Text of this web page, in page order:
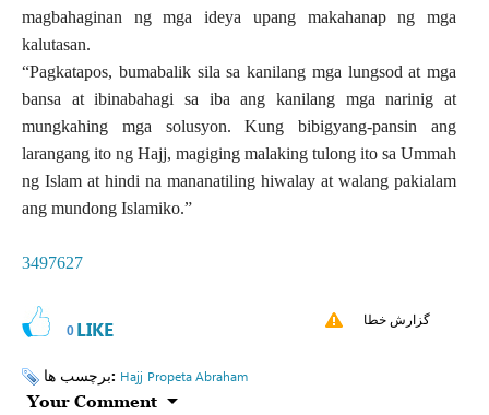
magbahaginan ng mga ideya upang makahanap ng mga
kalutasan.
“Pagkatapos, bumabalik sila sa kanilang mga lungsod at mga
bansa at ibinabahagi sa iba ang kanilang mga narinig at
mungkahing mga solusyon. Kung bibigyang-pansin ang
larangang ito ng Hajj, magiging malaking tulong ito sa Ummah
ng Islam at hindi na mananatiling hiwalay at walang pakialam
ang mundong Islamiko.”
3497627
0 LIKE گزارش خطا
برچسب ها: Hajj Propeta Abraham
Your Comment